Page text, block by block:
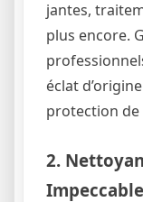
jantes,
plus encore.
éclat
protection
2.